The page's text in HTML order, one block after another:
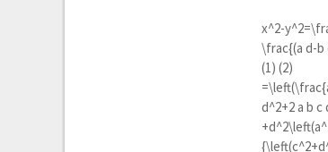
x^2-
\frac{(a d-
(1) (2)
=
d^2+2 a b